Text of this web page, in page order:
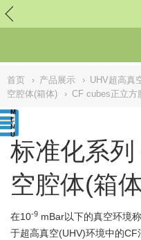
// replaced by scott on 2026/7/
Implementation Of
首页 › 产品展示 › UHV超高真
空腔体(箱体)
› CF cubes正立方
标准化系
空腔体(箱
在10-9 mBar以下的真空环境
于超高真空(UHV)环境中的